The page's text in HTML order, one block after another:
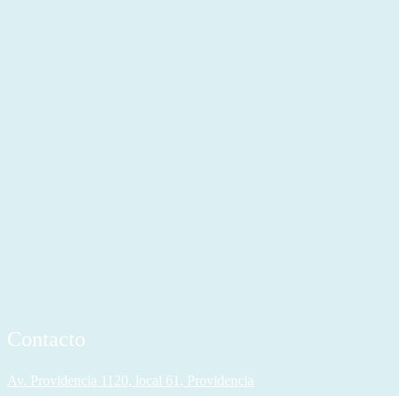
Contacto
Av. Providencia 1120, local 61, Providencia